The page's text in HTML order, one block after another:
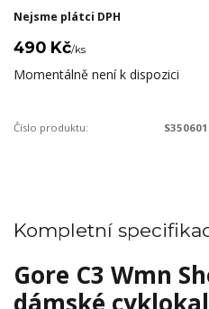
Nejsme plátci DPH
490 Kč/ks
Momentálně není k dispozici
Číslo produktu:
Kompletní
Gore C3 Wmn